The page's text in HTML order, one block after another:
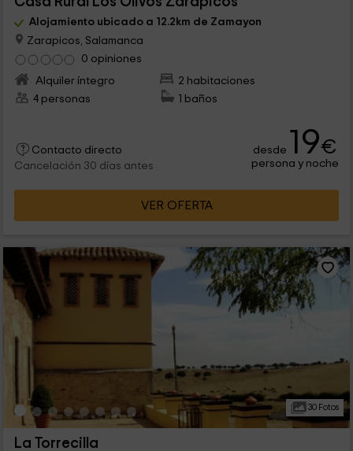
Alojamiento ubicado a 12.2km de Zamayon
Zarapicos, Salamanca
0 opiniones
Alquiler íntegro
2 habitaciones
4 personas
1 baños
Contacto directo
Cancelación 30 días antes
desde 19€
persona y noche
VER OFERTA
30 Fotos
La Torrecilla